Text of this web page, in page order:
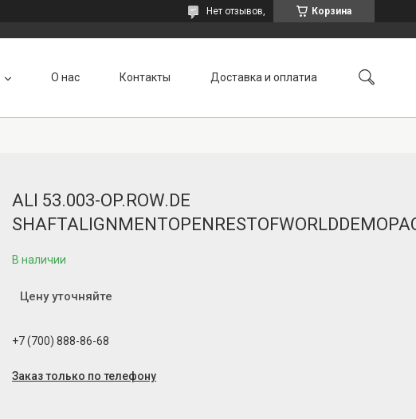
Корзина
Нет отзывов,
О нас Контакты Доставка и оплатиа
ALI 53.003-OP.ROW.DE
В наличии
Цену уточняйте
+7 (700) 888-86-68
Заказ только по телефону